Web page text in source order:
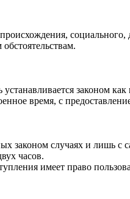
законом
время, с
законом случаях и лишь с
часов.
имеет право